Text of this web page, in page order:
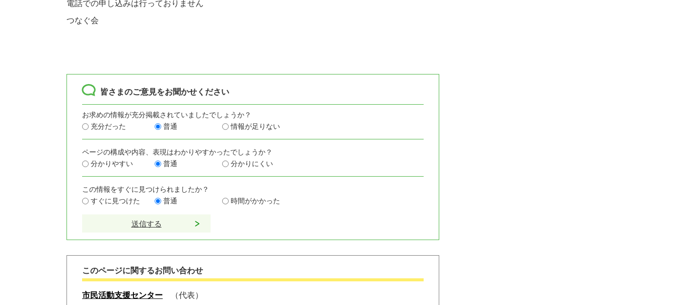
電話での申し込みは行っておりません
​つなぐ会
皆さまのご意見をお聞かせください
お求めの情報が充分掲載されていましたでしょうか？
充分だった
普通 情報が足りない
ページの構成や内容、表現はわかりやすかったでしょうか？
分かりやすい
普通 分かりにくい
この情報をすぐに見つけられましたか？
すぐに見つけた
普通 時間がかかった
このページに関するお問い合わせ
市民活動支援センター
代表